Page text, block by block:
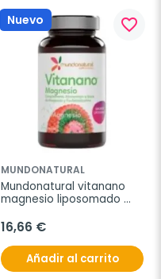
Nuevo favorite_border
MUNDONATURAL
Mundonatural vitanano
magnesio liposomado
16,66 €
Añadir al carrito